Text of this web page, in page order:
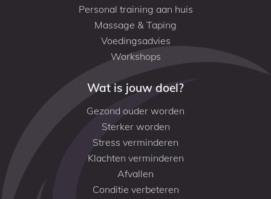
Personal training aan huis
Massage & Taping
Voedingsadvies
Workshops
Wat is jouw doel?
Gezond ouder worden
Sterker worden
Stress verminderen
Klachten verminderen
Afvallen
Conditie verbeteren